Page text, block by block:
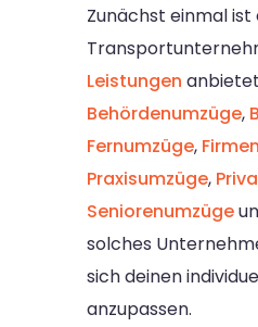
Zunächst einmal ist
Leistungen
Behördenumzüge,
Fernumzüge,
Praxisumzüge,
Seniorenumzüge
solches
sich deinen
anzupassen.